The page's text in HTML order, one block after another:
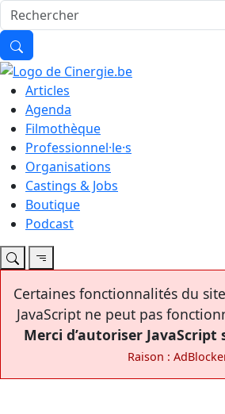
Articles
Agenda
Filmothèque
Professionnel·le·s
Organisations
Castings & Jobs
Boutique
Podcast
Certaines fonctionnalités du
JavaScript ne peut pas
Merci d’autoriser JavaScript
Raison :